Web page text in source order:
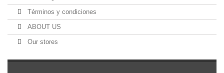
Términos y condiciones
ABOUT US
Our stores